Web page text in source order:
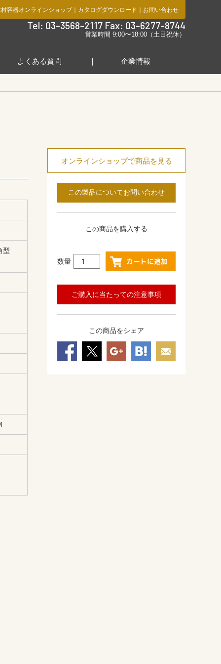
容器オンラインショップ｜ カタログダウンロード ｜ お問い合わせ
Tel: 03-3568-2117 Fax: 03-6277-8744
営業時間 9:00〜18:00（土日祝休）
よくある質問 企業情報
型
オンラインショップで商品を見る
この製品についてお問い合わせ
この商品を購入する
数量
ご購入に当たっての注意事項
この商品をシェア